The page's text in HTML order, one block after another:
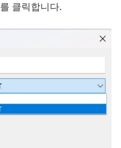
클릭합니다.